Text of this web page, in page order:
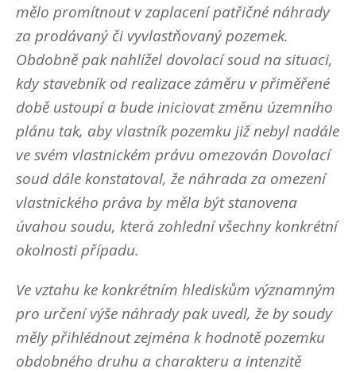
mělo promítnout v zaplacení patřičné náhrady
za prodávaný či vyvlastňovaný pozemek.
Obdobně pak nahlížel dovolací soud na situaci,
kdy stavebník od realizace záměru v přiměřené
době ustoupí a bude iniciovat změnu územního
plánu tak, aby vlastník pozemku již nebyl nadále
ve svém vlastnickém právu omezován Dovolací
soud dále konstatoval, že náhrada za omezení
vlastnického práva by měla být stanovena
úvahou soudu, která zohlední všechny konkrétní
okolnosti případu.
Ve vztahu ke konkrétním hlediskům významným
pro určení výše náhrady pak uvedl, že by soudy
měly přihlédnout zejména k hodnotě pozemku
obdobného druhu a charakteru a intenzitě